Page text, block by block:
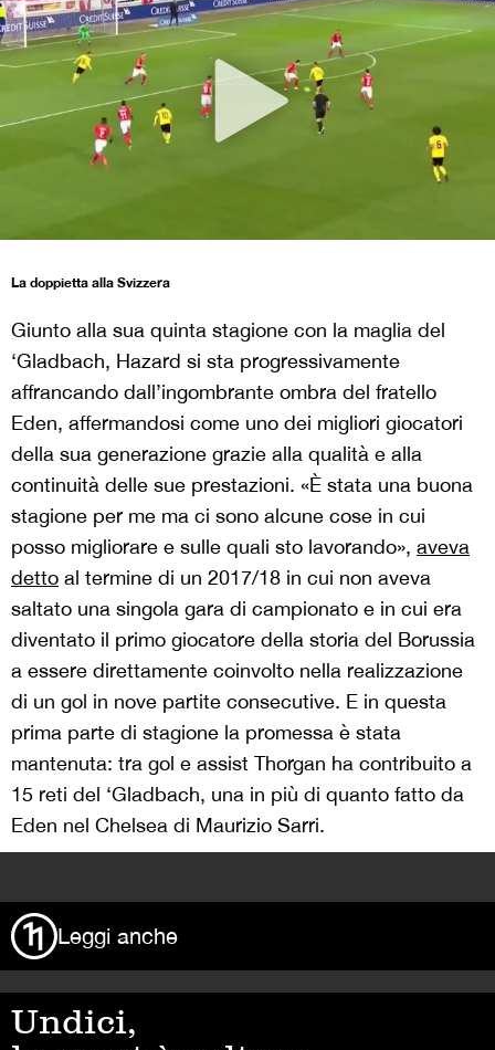
La doppietta alla Svizzera
Giunto alla sua quinta stagione con la maglia del
‘Gladbach, Hazard si sta progressivamente
affrancando dall’ingombrante ombra del fratello
Eden, affermandosi come uno dei migliori giocatori
della sua generazione grazie alla qualità e alla
continuità delle sue prestazioni. «È stata una buona
stagione per me ma ci sono alcune cose in cui
posso migliorare e sulle quali sto lavorando», aveva
detto al termine di un 2017/18 in cui non aveva
saltato una singola gara di campionato e in cui era
diventato il primo giocatore della storia del Borussia
a essere direttamente coinvolto nella realizzazione
di un gol in nove partite consecutive. E in questa
prima parte di stagione la promessa è stata
mantenuta: tra gol e assist Thorgan ha contribuito a
15 reti del ‘Gladbach, una in più di quanto fatto da
Eden nel Chelsea di Maurizio Sarri.
Leggi anche
Undici,